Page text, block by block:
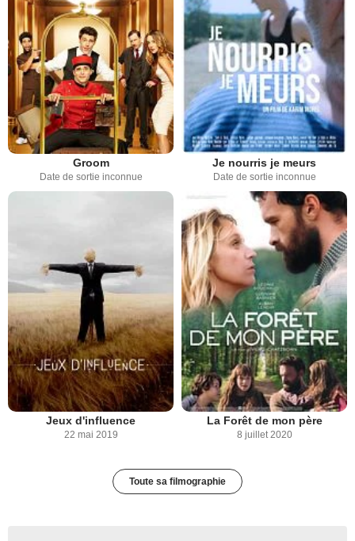
Groom
Date de sortie inconnue
Je nourris je meurs
Date de sortie inconnue
Jeux d'influence
22 mai 2019
La Forêt de mon père
8 juillet 2020
Toute sa filmographie